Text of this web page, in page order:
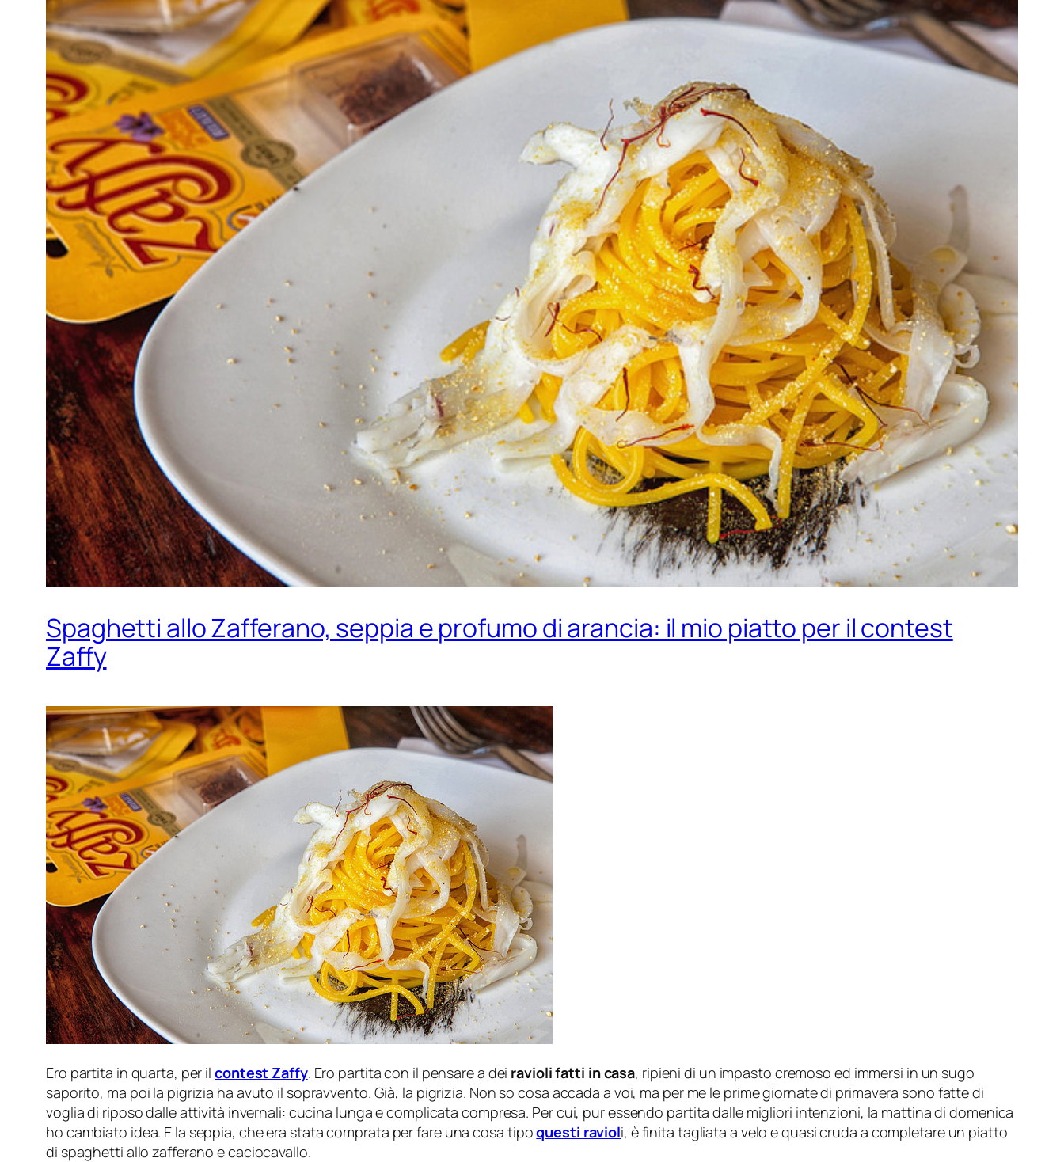
Spaghetti allo Zafferano, seppia e profumo di arancia: il mio piatto per il contest
Zaffy
Ero partita in quarta, per il contest Zaffy. Ero partita con il pensare a dei ravioli fatti in casa, ripieni di un impasto cremoso ed immersi in un sugo
saporito, ma poi la pigrizia ha avuto il sopravvento. Già, la pigrizia. Non so cosa accada a voi, ma per me le prime giornate di primavera sono fatte di
voglia di riposo dalle attività invernali: cucina lunga e complicata compresa. Per cui, pur essendo partita dalle migliori intenzioni, la mattina di domenica
ho cambiato idea. E la seppia, che era stata comprata per fare una cosa tipoquesti ravioli, è finita tagliata a velo e quasi cruda a completare un piatto
di spaghetti allo zafferano e caciocavallo.